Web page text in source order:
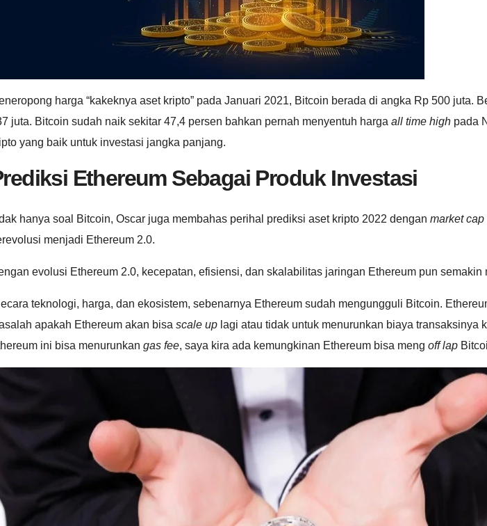
harga “kakeknya aset kripto” pada Januari 2021, Bitcoin berada di angka Rp 500 juta.
juta. Bitcoin sudah naik sekitar 47,4 persen bahkan pernah menyentuh harga all time high pada
yang baik untuk investasi jangka panjang.
Ethereum Sebagai Produk Investasi
hanya soal Bitcoin, Oscar juga membahas perihal prediksi aset kripto 2022 dengan market cap
menjadi Ethereum 2.0.
evolusi Ethereum 2.0, kecepatan, efisiensi, dan skalabilitas jaringan Ethereum pun
teknologi, harga, dan ekosistem, sebenarnya Ethereum sudah mengungguli Bitcoin.
apakah Ethereum akan bisa scale up lagi atau tidak untuk menurunkan biaya
ini bisa menurunkan gas fee, saya kira ada kemungkinan Ethereum bisa meng off lap